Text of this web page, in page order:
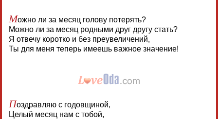
Можно ли за месяц голову потерять?
Можно ли за месяц родными друг другу стать?
Я отвечу коротко и без преувеличений,
Ты для меня теперь имеешь важное значение!
Поздравляю с годовщиной,
Целый месяц нам с тобой,